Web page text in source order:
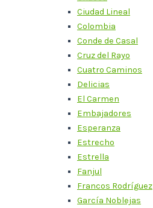
Ciudad Lineal
Colombia
Conde de Casal
Cruz del Rayo
Cuatro Caminos
Delicias
El Carmen
Embajadores
Esperanza
Estrecho
Estrella
Fanjul
Francos Rodríguez
García Noblejas